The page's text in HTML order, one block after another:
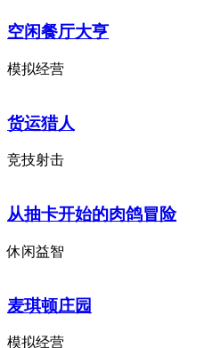
空闲餐厅大亨
模拟经营
货运猎人
竞技射击
从抽卡开始的肉鸽冒险
休闲益智
麦琪顿庄园
模拟经营